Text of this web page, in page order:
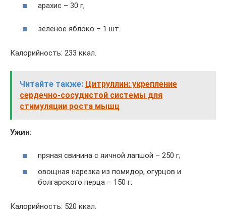
арахис – 30 г;
зеленое яблоко – 1 шт.
Калорийность: 233 ккал.
Читайте также: Цитруллин: укрепление
сердечно-сосудистой системы для
стимуляции роста мышц
Ужин:
пряная свинина с яичной лапшой – 250 г;
овощная нарезка из помидор, огурцов и
болгарского перца – 150 г.
Калорийность: 520 ккал.